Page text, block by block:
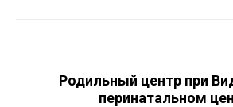
Родильный центр при
перинатальном